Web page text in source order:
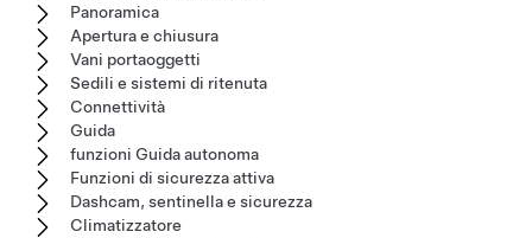
Panoramica
Apertura e chiusura
Vani portaoggetti
Sedili e sistemi di ritenuta
Connettività
Guida
funzioni Guida autonoma
Funzioni di sicurezza attiva
Dashcam, sentinella e sicurezza
Climatizzatore